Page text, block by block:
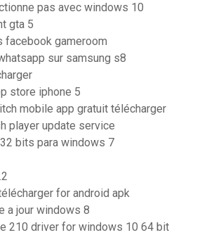
pas avec windows 10
gta 5
facebook gameroom
sur samsung s8
store iphone 5
mobile app gratuit télécharger
player update service
bits para windows 7
for android apk
a jour windows 8
210 driver for windows 10 64 bit